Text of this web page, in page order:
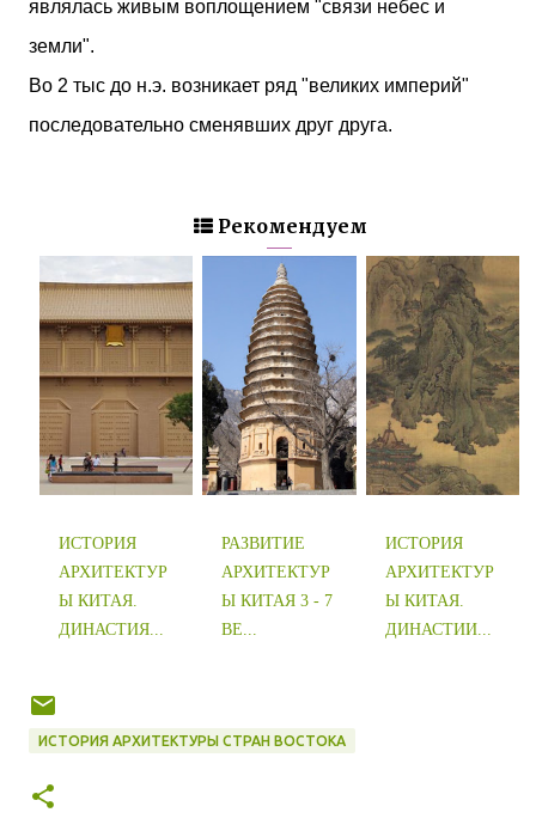
являлась живым воплощением "связи небес и
земли".
Во 2 тыс до н.э. возникает ряд "великих империй"
последовательно сменявших друг друга.
Рекомендуем
ИСТОРИЯ
АРХИТЕКТУР
Ы КИТАЯ.
ДИНАСТИЯ...
РАЗВИТИЕ
АРХИТЕКТУР
Ы КИТАЯ 3 - 7
ВЕ...
ИСТОРИЯ
АРХИТЕКТУР
Ы КИТАЯ.
ДИНАСТИИ...
ИСТОРИЯ АРХИТЕКТУРЫ СТРАН ВОСТОКА